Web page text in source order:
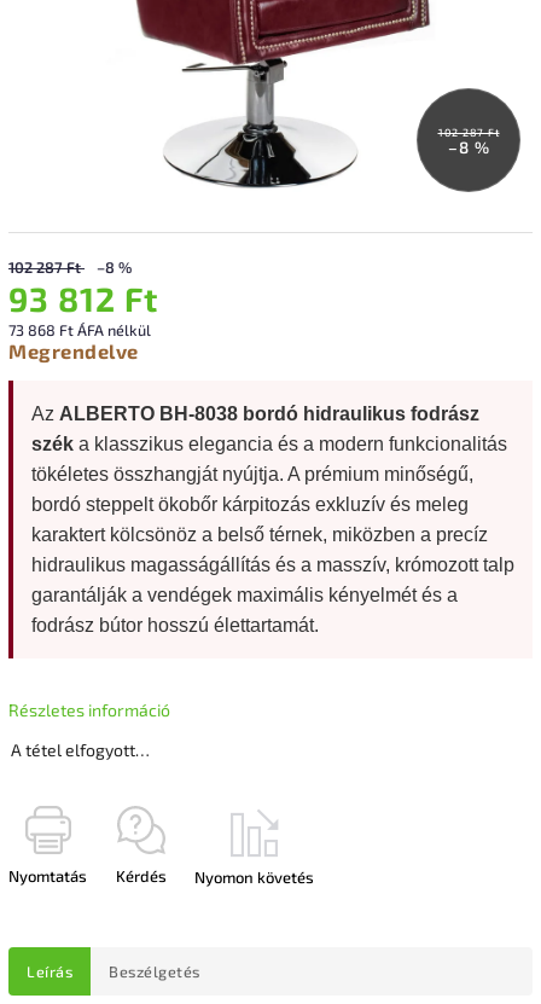
102 287 Ft
–8 %
102 287 Ft –8 %
93 812 Ft
73 868 Ft ÁFA nélkül
Megrendelve
A tétel elfogyott…
Az ALBERTO BH-8038 bordó hidraulikus fodrász
szék a klasszikus elegancia és a modern funkcionalitás
tökéletes összhangját nyújtja. A prémium minőségű,
bordó steppelt ökobőr kárpitozás exkluzív és meleg
karaktert kölcsönöz a belső térnek, miközben a precíz
hidraulikus magasságállítás és a masszív, krómozott talp
garantálják a vendégek maximális kényelmét és a
fodrász bútor hosszú élettartamát.
Részletes információ
Nyomtatás Kérdés Nyomon követés
Leírás Beszélgetés